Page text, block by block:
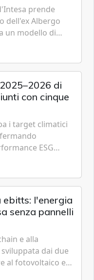
prende
dell'ex Albergo
un modello di
a una rete di
di
con cinque
i target climatici
ESG
e governance
ebitts: l'energia
senza pannelli
e alla
dai due
al fotovoltaico e
in bolletta,